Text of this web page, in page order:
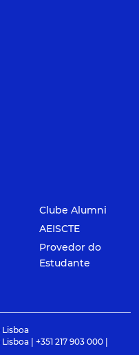
Clube Alumni
AEISCTE
Provedor do
Estudante
| +351 217 903 000 |